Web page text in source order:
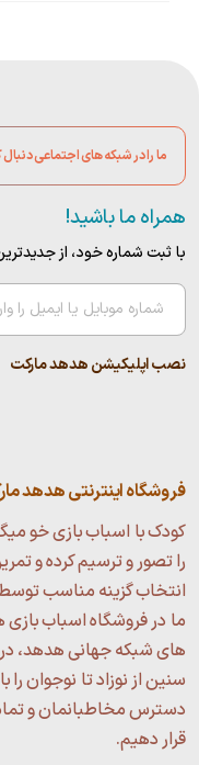
ما را در شبکه های اجتماعی دنبال
همراه ما باشید!
با ثبت شماره خود، از
نصب اپلیکیشن هدهد مارکت
فروشگاه اینترنتی هدهد
کودک با اسباب بازی خو
را تصور و ترسیم کرده و
انتخاب گزینه مناسب
ما در فروشگاه اسباب
های شبکه جهانی هدهد،
سنین از نوزاد تا نوجوان
دسترس مخاطبانمان و
قرار دهیم.